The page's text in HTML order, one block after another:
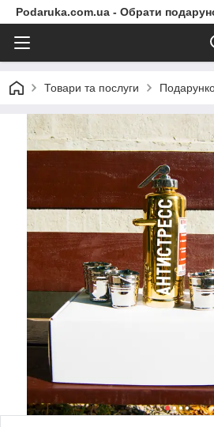
Podaruka.com.ua - Обрати
Товари та послуги